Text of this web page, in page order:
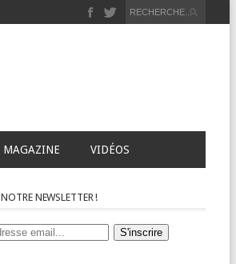
MAGAZINE VIDÉOS
NOTRE NEWSLETTER !